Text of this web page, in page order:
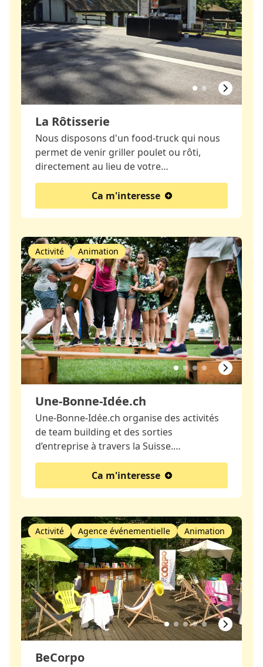
La Rôtisserie
Nous disposons d'un food-truck qui nous
permet de venir griller poulet ou rôti,
directement au lieu de votre…
Ca m'interesse
Une-Bonne-Idée.ch
Activité Animation
Une-Bonne-Idée.ch organise des activités
de team building et des sorties
d’entreprise à travers la Suisse.…
Ca m'interesse
BeCorpo
Activité Agence événementielle Animation